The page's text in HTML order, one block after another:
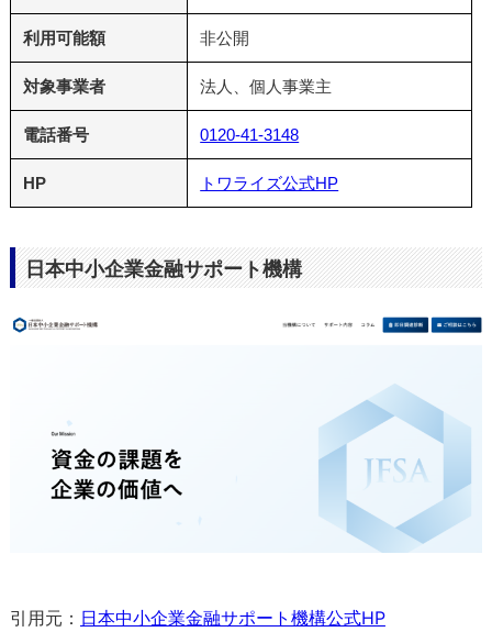
利用可能額 非公開
対象事業者 法人、個人事業主
電話番号 0120-41-3148
HP トワライズ公式HP
日本中小企業金融サポート機構
引用元： 日本中小企業金融サポート機構公式HP